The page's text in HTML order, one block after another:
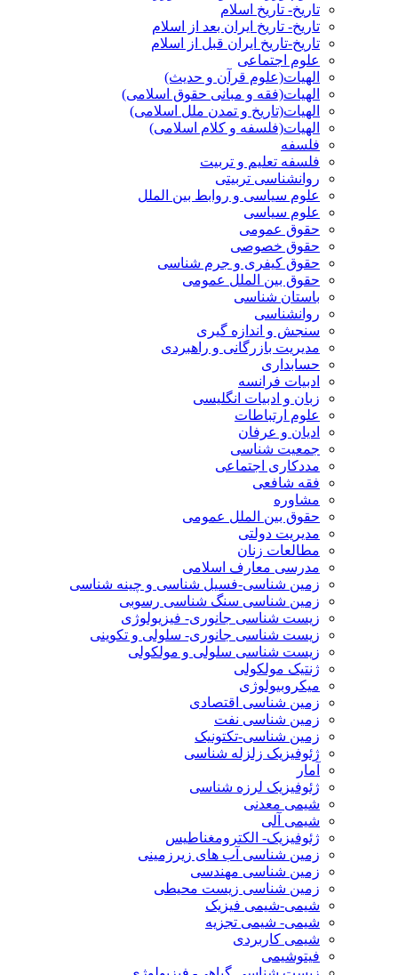
تاریخ- تاریخ اسلام
تاریخ- تاریخ ایران بعد از اسلام
تاریخ-تاریخ ایران قبل از اسلام
علوم اجتماعی
الهیات(علوم قرآن و حدیث)
الهیات(فقه و مبانی حقوق اسلامی)
الهیات(تاریخ و تمدن ملل اسلامی)
الهیات(فلسفه و کلام اسلامی)
فلسفه
فلسفه تعلیم و تربیت
روانشناسی تربیتی
علوم سیاسی و روابط بین الملل
علوم سیاسی
حقوق عمومی
حقوق خصوصی
حقوق کیفری و جرم شناسی
حقوق بین الملل عمومی
باستان شناسی
روانشناسی
سنجش و اندازه گیری
مدیریت بازرگانی و راهبردی
حسابداری
ادبیات فرانسه
زبان و ادبیات انگلیسی
علوم ارتباطات
ادیان و عرفان
جمعیت شناسی
مددکاری اجتماعی
فقه شافعی
مشاوره
حقوق بین الملل عمومی
مدیریت دولتی
مطالعات زنان
مدرسی معارف اسلامی
زمین شناسی-فسیل شناسی و چینه شناسی
زمین شناسی سنگ شناسی رسوبی
زیست شناسی جانوری- فیزیولوژی
زیست شناسی جانوری- سلولی و تکوینی
زیست شناسی سلولی و مولکولی
ژنتیک مولکولی
میکروبیولوژی
زمین شناسی اقتصادی
زمین شناسی نفت
زمین شناسی-تکتونیک
ژئوفیزیک زلزله شناسی
آمار
ژئوفیزیک لرزه شناسی
شیمی معدنی
شیمی آلی
ژئوفیزیک- الکترومغناطیس
زمین شناسی آب های زیرزمینی
زمین شناسی مهندسی
زمین شناسی زیست محیطی
شیمی-شیمی فیزیک
شیمی- شیمی تجزیه
شیمی کاربردی
فیتوشیمی